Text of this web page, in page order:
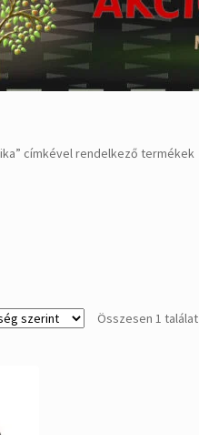
címkével rendelkező termékek
Összesen 1 találat